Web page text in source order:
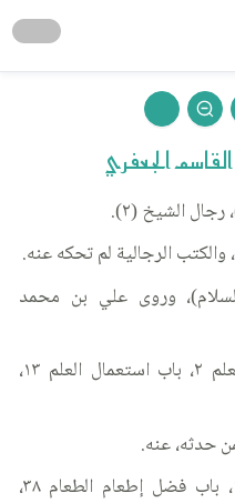
الشيخ (٢).
الرجالية لم تحكه عنه.
وروى علي بن محمد
الكافي: الجزء ١، كتاب فضل العلم ٢، باب استعمال العلم ١٣،
حدثه، عنه.
الكافي: الجزء ٤، كتاب الزكاة ١، باب فضل إطعام الطعام ٣٨،